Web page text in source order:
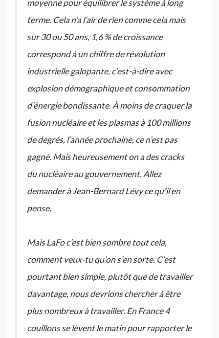
moyenne pour équilibrer le système à long
terme. Cela n’a l’air de rien comme cela mais
sur 30 ou 50 ans, 1,6 % de croissance
correspond à un chiffre de révolution
industrielle galopante, c’est-à-dire avec
explosion démographique et consommation
d’énergie bondissante. À moins de craquer la
fusion nucléaire et les plasmas à 100 millions
de degrés, l’année prochaine, ce n’est pas
gagné. Mais heureusement on a des cracks
du nucléaire au gouvernement. Allez
demander à Jean-Bernard Lévy ce qu’il en
pense.
Mais LaFo c’est bien sombre tout cela,
comment veux-tu qu’on s’en sorte. C’est
pourtant bien simple, plutôt que de travailler
davantage, nous devrions chercher à être
plus nombreux à travailler. En France 4
couillons se lèvent le matin pour rapporter le